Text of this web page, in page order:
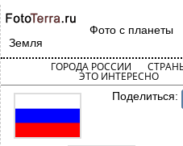
Фото с планеты
Земля
ГОРОДА РОССИИ
ЭТО ИНТЕРЕСНО
Поделиться: